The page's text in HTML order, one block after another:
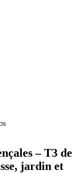
– T3 de
jardin et